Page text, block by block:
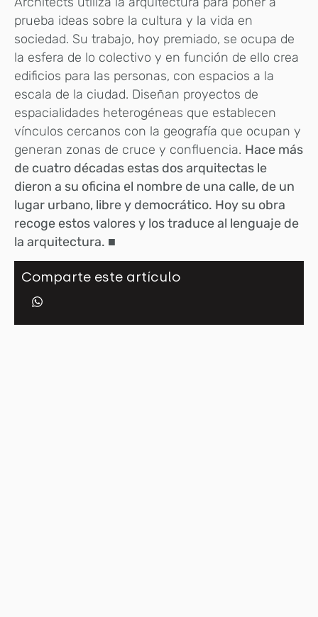
prueba ideas sobre la cultura y la vida en
sociedad. Su trabajo, hoy premiado, se ocupa de
la esfera de lo colectivo y en función de ello crea
edificios para las personas, con espacios a la
escala de la ciudad. Diseñan proyectos de
espacialidades heterogéneas que establecen
vínculos cercanos con la geografía que ocupan y
generan zonas de cruce y confluencia. Hace más
de cuatro décadas estas dos arquitectas le
dieron a su oficina el nombre de una calle, de un
lugar urbano, libre y democrático. Hoy su obra
recoge estos valores y los traduce al lenguaje de
la arquitectura. ■
Comparte este artículo